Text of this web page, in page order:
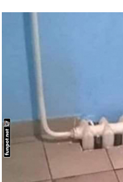
Men Explain